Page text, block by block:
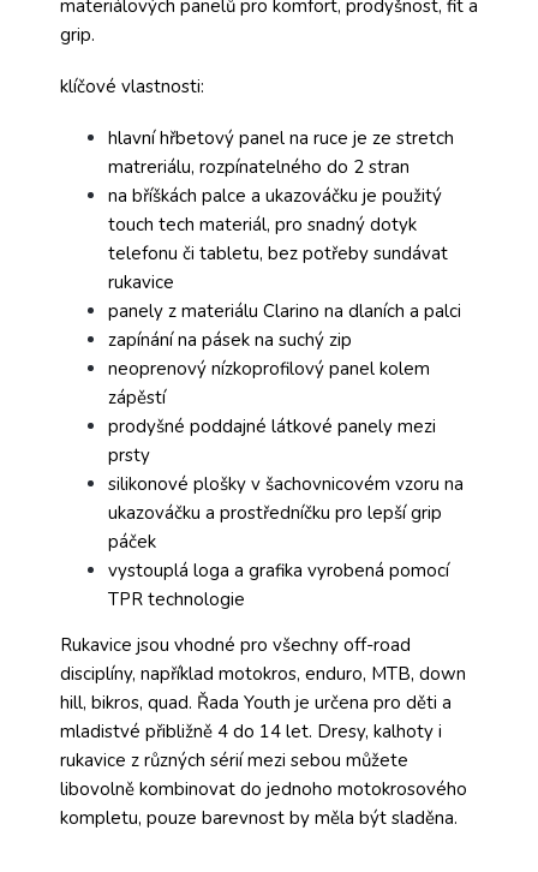
materiálových panelů pro komfort, prodyšnost, fit a
grip.
klíčové vlastnosti:
hlavní hřbetový panel na ruce je ze stretch
matreriálu, rozpínatelného do 2 stran
na bříškách palce a ukazováčku je použitý
touch tech materiál, pro snadný dotyk
telefonu či tabletu, bez potřeby sundávat
rukavice
panely z materiálu Clarino na dlaních a palci
zapínání na pásek na suchý zip
neoprenový nízkoprofilový panel kolem
zápěstí
prodyšné poddajné látkové panely mezi
prsty
silikonové plošky v šachovnicovém vzoru na
ukazováčku a prostředníčku pro lepší grip
páček
vystouplá loga a grafika vyrobená pomocí
TPR technologie
Rukavice jsou vhodné pro všechny off-road
disciplíny, například motokros, enduro, MTB, down
hill, bikros, quad. Řada Youth je určena pro děti a
mladistvé přibližně 4 do 14 let. Dresy, kalhoty i
rukavice z různých sérií mezi sebou můžete
libovolně kombinovat do jednoho motokrosového
kompletu, pouze barevnost by měla být sladěna.